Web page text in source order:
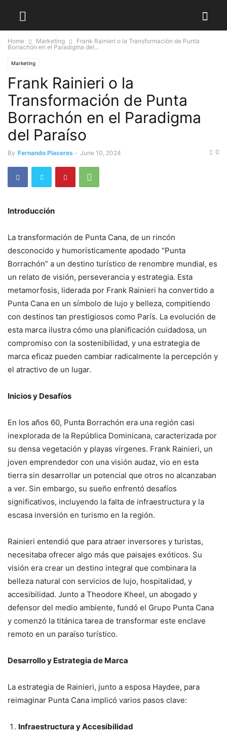
Home Marketing
Frank Rainieri o la Transformación de Punta
Borrachón en el Paradigma del...
Marketing
Frank Rainieri o la
Transformación de Punta
Borrachón en el Paradigma
del Paraíso
By Fernando Placeres - June 10, 2024 0
Introducción
La transformación de Punta Cana, de un rincón
desconocido y humorísticamente apodado “Punta
Borrachón” a un destino turístico de renombre mundial, es
un relato de visión, perseverancia y estrategia. Esta
metamorfosis, liderada por Frank Rainieri ha convertido a
Punta Cana en un símbolo de lujo y belleza, compitiendo
con destinos tan prestigiosos como París. La evolución de
esta marca ilustra cómo una planificación cuidadosa, un
compromiso con la sostenibilidad, y una estrategia de
marca eficaz pueden cambiar radicalmente la percepción y
el atractivo de un lugar.
Inicios y Desafíos
En los años 60, Punta Borrachón era una región casi
inexplorada de la República Dominicana, caracterizada por
su densa vegetación y playas vírgenes. Frank Rainieri, un
joven emprendedor con una visión audaz, vio en esta
tierra sin desarrollar un potencial que otros no alcanzaban
a ver. Sin embargo, su sueño enfrentó desafíos
significativos, incluyendo la falta de infraestructura y la
escasa inversión en turismo en la región.
Rainieri entendió que para atraer inversores y turistas,
necesitaba ofrecer algo más que paisajes exóticos. Su
visión era crear un destino integral que combinara la
belleza natural con servicios de lujo, hospitalidad, y
accesibilidad. Junto a Theodore Kheel, un abogado y
defensor del medio ambiente, fundó el Grupo Punta Cana
y comenzó la titánica tarea de transformar este enclave
remoto en un paraíso turístico.
Desarrollo y Estrategia de Marca
La estrategia de Rainieri, junto a esposa Haydee, para
reimaginar Punta Cana implicó varios pasos clave:
Infraestructura y Accesibilidad